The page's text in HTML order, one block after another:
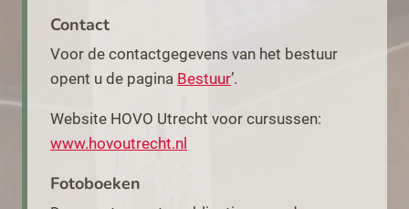
Contact
Voor de contactgegevens van het bestuur
opent u de pagina Bestuur’.
Website HOVO Utrecht voor cursussen:
www.hovoutrecht.nl
Fotoboeken